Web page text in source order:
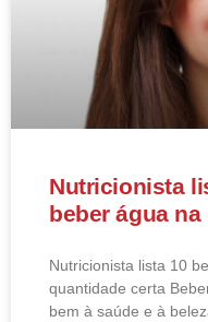
Nutricionista
beber água
Nutricionista lista 10
quantidade certa
bem à saúde e à